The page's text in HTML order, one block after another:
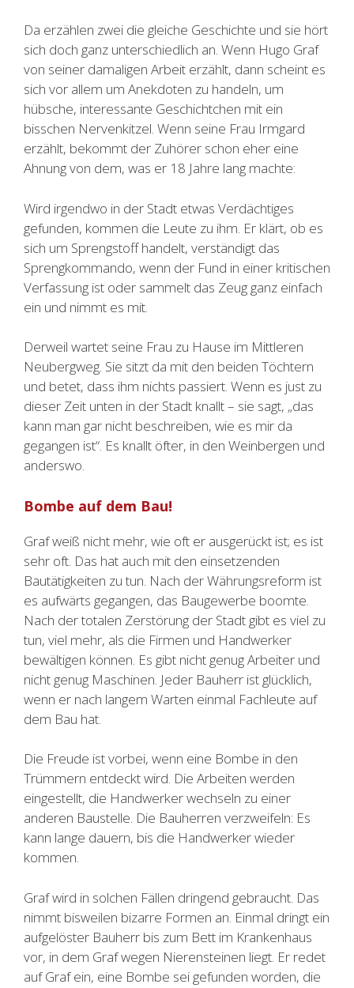
Da erzählen zwei die gleiche Geschichte und sie hört
sich doch ganz unterschiedlich an. Wenn Hugo Graf
von seiner damaligen Arbeit erzählt, dann scheint es
sich vor allem um Anekdoten zu handeln, um
hübsche, interessante Geschichtchen mit ein
bisschen Nervenkitzel. Wenn seine Frau Irmgard
erzählt, bekommt der Zuhörer schon eher eine
Ahnung von dem, was er 18 Jahre lang machte:
Wird irgendwo in der Stadt etwas Verdächtiges
gefunden, kommen die Leute zu ihm. Er klärt, ob es
sich um Sprengstoff handelt, verständigt das
Sprengkommando, wenn der Fund in einer kritischen
Verfassung ist oder sammelt das Zeug ganz einfach
ein und nimmt es mit.
Derweil wartet seine Frau zu Hause im Mittleren
Neubergweg. Sie sitzt da mit den beiden Töchtern
und betet, dass ihm nichts passiert. Wenn es just zu
dieser Zeit unten in der Stadt knallt – sie sagt, „das
kann man gar nicht beschreiben, wie es mir da
gegangen ist“. Es knallt öfter, in den Weinbergen und
anderswo.
Bombe auf dem Bau!
Graf weiß nicht mehr, wie oft er ausgerückt ist; es ist
sehr oft. Das hat auch mit den einsetzenden
Bautätigkeiten zu tun. Nach der Währungsreform ist
es aufwärts gegangen, das Baugewerbe boomte.
Nach der totalen Zerstörung der Stadt gibt es viel zu
tun, viel mehr, als die Firmen und Handwerker
bewältigen können. Es gibt nicht genug Arbeiter und
nicht genug Maschinen. Jeder Bauherr ist glücklich,
wenn er nach langem Warten einmal Fachleute auf
dem Bau hat.
Die Freude ist vorbei, wenn eine Bombe in den
Trümmern entdeckt wird. Die Arbeiten werden
eingestellt, die Handwerker wechseln zu einer
anderen Baustelle. Die Bauherren verzweifeln: Es
kann lange dauern, bis die Handwerker wieder
kommen.
Graf wird in solchen Fällen dringend gebraucht. Das
nimmt bisweilen bizarre Formen an. Einmal dringt ein
aufgelöster Bauherr bis zum Bett im Krankenhaus
vor, in dem Graf wegen Nierensteinen liegt. Er redet
auf Graf ein, eine Bombe sei gefunden worden, die